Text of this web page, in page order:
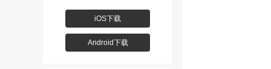
iOS下载
Android下载